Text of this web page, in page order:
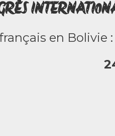
français en